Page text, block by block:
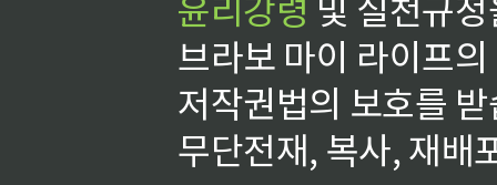
브라보 마이 라이프
저작권법의 보호를
무단전재, 복사, 재배